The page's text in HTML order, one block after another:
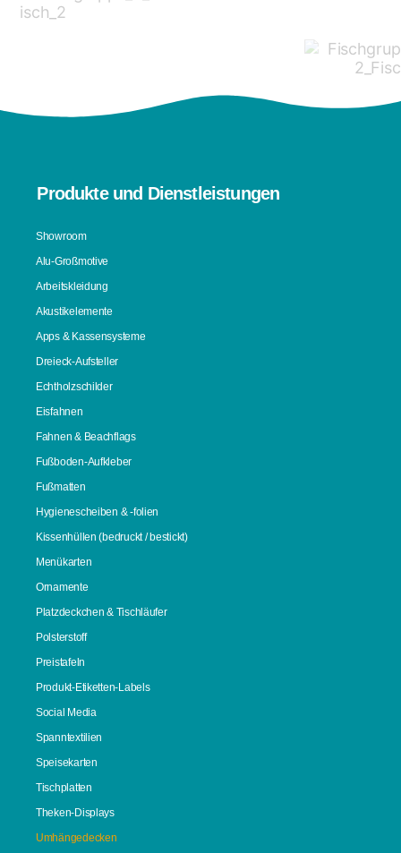
Produkte und Dienstleistungen
Showroom
Alu-Großmotive
Arbeitskleidung
Akustikelemente
Apps & Kassensysteme
Dreieck-Aufsteller
Echtholzschilder
Eisfahnen
Fahnen & Beachflags
Fußboden-Aufkleber
Fußmatten
Hygienescheiben & -folien
Kissenhüllen (bedruckt / bestickt)
Menükarten
Ornamente
Platzdeckchen & Tischläufer
Polsterstoff
Preistafeln
Produkt-Etiketten-Labels
Social Media
Spanntextilien
Speisekarten
Tischplatten
Theken-Displays
Umhängedecken